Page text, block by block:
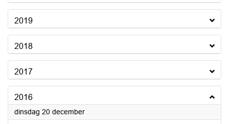
2019
2018
2017
2016
dinsdag 20 december2016